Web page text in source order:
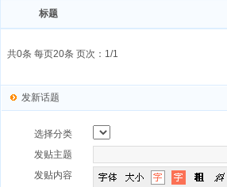
标题
共0条 每页20条 页次：1/1
发新话题
选择分类
发贴主题
发贴内容